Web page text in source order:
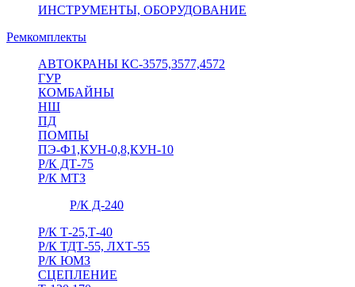
ИНСТРУМЕНТЫ, ОБОРУДОВАНИЕ
Ремкомплекты
АВТОКРАНЫ КС-3575,3577,4572
ГУР
КОМБАЙНЫ
НШ
ПД
ПОМПЫ
ПЭ-Ф1,КУН-0,8,КУН-10
Р/К ДТ-75
Р/К МТЗ
Р/К Д-240
Р/К Т-25,Т-40
Р/К ТДТ-55, ЛХТ-55
Р/К ЮМЗ
СЦЕПЛЕНИЕ